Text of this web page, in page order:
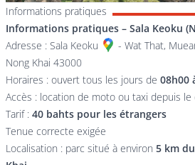
Informations pratiques
Informations pratiques – Sala Keoku
Adresse : Sala Keoku
- Wat That,
Nong Khai 43000
Horaires : ouvert tous les jours de 08h00
Accès : location de moto ou taxi depuis le
Tarif : 40 bahts pour les étrangers
Tenue correcte exigée
Localisation : parc situé à environ 5 km